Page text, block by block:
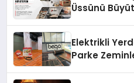
Üssünü
Elektrikli
Parke